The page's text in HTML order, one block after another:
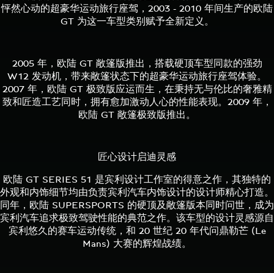
怦然心动的超豪华运动旅行座驾，2003 - 2010 年间生产的欧陆
GT 为这一车型类别赋予全新定义。
2005 年，欧陆 GT 敞篷版推出，搭载硬顶车型同款的强劲
W12 发动机，带来敞篷状态下的超豪华运动旅行座驾体验。
2007 年，欧陆 GT 极致版应运而生，在秉持无与伦比的奢雅精
致和匠造工艺同时，拥有愈加激动人心的性能表现。2009 年，
欧陆 GT 敞篷极致版推出。
匠心设计启迪灵感
欧陆 GT SERIES 51 是宾利设计工作室的得意之作，其独特的
外观和内饰细节均由负责宾利汽车内饰设计的设计师精心打造。
同年，欧陆 SUPERSPORTS 的硬顶及敞篷版本同时问世，成为
宾利汽车追求极致驾驶性能的典范之作。该车型的设计灵感源自
宾利悠久的赛车运动传统，和 20 世纪 20 年代问鼎勒芒 (Le
Mans) 大赛的辉煌战绩。